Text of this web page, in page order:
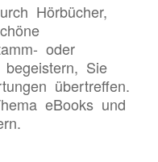
Hörbücher,
oder
Sie
übertreffen.
eBooks und